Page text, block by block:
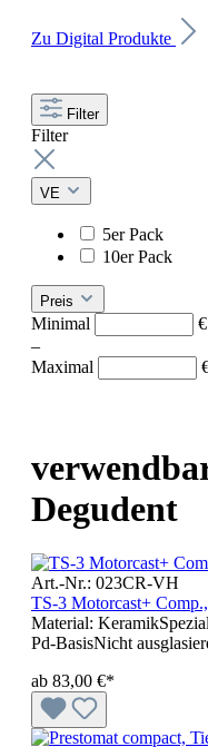
Zu Digital Produkte
Filter
Filter
VE
5er Pack
10er Pack
Preis
Minimal
€
–
Maximal
Degudent
Art.-Nr.: 023CR-VH
TS-3 Motorcast+
Material:
Pd-BasisNicht
ab 83,00 €*